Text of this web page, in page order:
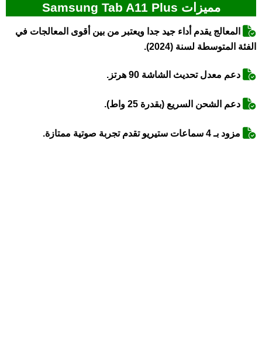
مميزات Samsung Tab A11 Plus
المعالج يقدم أداء جيد جدا ويعتبر من بين أقوى المعالجات في
الفئة المتوسطة لسنة (2024).
دعم معدل تحديث الشاشة 90 هرتز.
دعم الشحن السريع (بقدرة 25 واط).
مزود بـ 4 سماعات ستيريو تقدم تجربة صوتية ممتازة.